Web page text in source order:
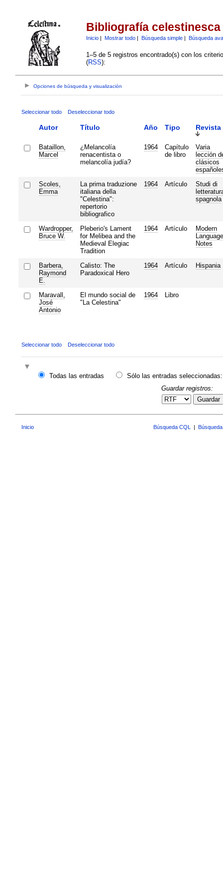
Bibliografía celestinesca
Inicio| Mostrar todo| Búsqueda simple| Búsqueda
1–5 de 5 registros encontrado(s) con los
(RSS):
Opciones de búsqueda y visualización
Seleccionar todo Deseleccionar todo
Autor Título Año Tipo Revista
Bataillon,
Marcel
¿Melancolía
renacentista o
melancolía judía?
1964
Capítulo
de libro
Varia
lección
clásicos
Scoles,
Emma
La prima traduzione
italiana della
"Celestina":
repertorio
bibliografico
1964 Artículo
Studi di
spagnola
Wardropper,
Bruce W.
Pleberio's Lament
for Melibea and the
Medieval Elegiac
Tradition
1964 Artículo
Modern
Language
Notes
Barbera,
Raymond
E.
Calisto: The
Paradoxical Hero
1964 Artículo Hispania
Maravall,
José
Antonio
El mundo social de
"La Celestina"
1964 Libro
Seleccionar todo Deseleccionar todo
Todas las entradas
Sólo las entradas seleccionadas:
Guardar registros:
Guardar
Inicio Búsqueda CQL